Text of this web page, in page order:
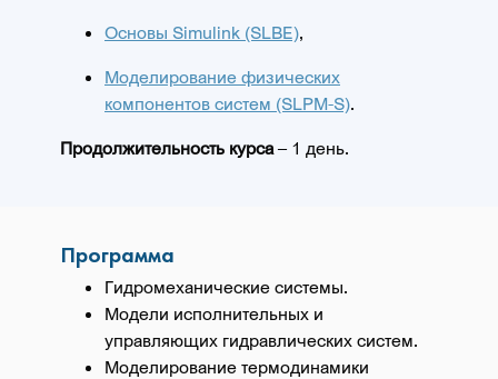
Основы Simulink (SLBE),
Моделирование физических
компонентов систем (SLPM-S).
Продолжительность курса – 1 день.
Программа
Гидромеханические системы.
Модели исполнительных и
управляющих гидравлических систем.
Моделирование термодинамики